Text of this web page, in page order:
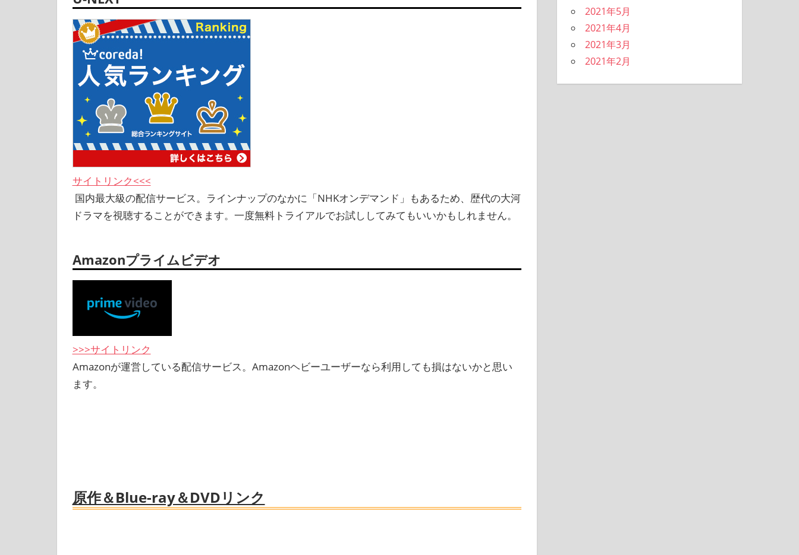
サイトリンク<<<
国内最大級の配信サービス。ラインナップのなかに「NHKオンデマンド」もあるため、歴代の大河
ドラマを視聴することができます。一度無料トライアルでお試ししてみてもいいかもしれません。
Amazonプライムビデオ
>>>サイトリンク
Amazonが運営している配信サービス。Amazonヘビーユーザーなら利用しても損はないかと思い
ます。
原作＆Blue-ray＆DVDリンク
2021年5月
2021年4月
2021年3月
2021年2月